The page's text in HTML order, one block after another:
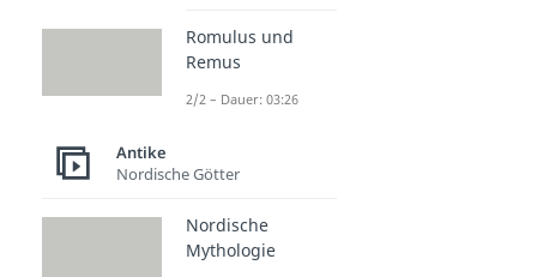
Romulus und
Remus
2/2 – Dauer: 03:26
Antike
Nordische Götter
Nordische
Mythologie